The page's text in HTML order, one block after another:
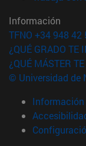
Información
TFNO +34 948 42
¿QUÉ GRADO TE
¿QUÉ MÁSTER
© Universidad de
Información